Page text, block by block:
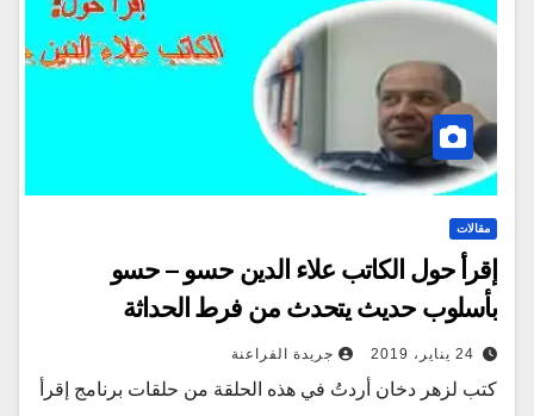
مقالات
إقرأ حول الكاتب علاء الدين حسو – حسو
بأسلوب حديث يتحدث من فرط الحداثة
24 يناير، 2019 جريدة الفراعنة
كتب لزهر دخان أردتُ في هذه الحلقة من حلقات برنامج إقرأ